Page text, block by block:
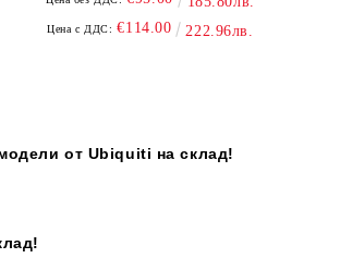
Цена с ДДС: €114.00 222.96лв.
от Ubiquiti на склад!